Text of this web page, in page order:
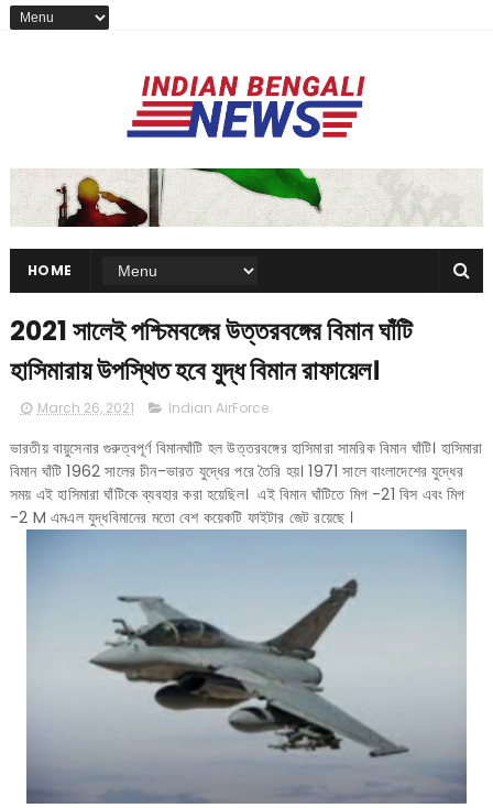
HOME
2021 সালেই পশ্চিমবঙ্গের উত্তরবঙ্গের বিমান ঘাঁটি
হাসিমারায় উপস্থিত হবে যুদ্ধ বিমান রাফায়েল।
March 26, 2021 Indian AirForce
ভারতীয় বায়ুসেনার গুরুত্বপূর্ণ বিমানঘাঁটি হল উত্তরবঙ্গের হাসিমারা সামরিক বিমান ঘাঁটি। হাসিমারা
বিমান ঘাঁটি 1962 সালের চীন-ভারত যুদ্ধের পরে তৈরি হয়। 1971 সালে বাংলাদেশের যুদ্ধের
সময় এই হাসিমারা ঘাঁটিকে ব্যবহার করা হয়েছিল। এই বিমান ঘাঁটিতে মিগ -21 বিস এবং মিগ
-2 M এমএল যুদ্ধবিমানের মতো বেশ কয়েকটি ফাইটার জেট রয়েছে ।